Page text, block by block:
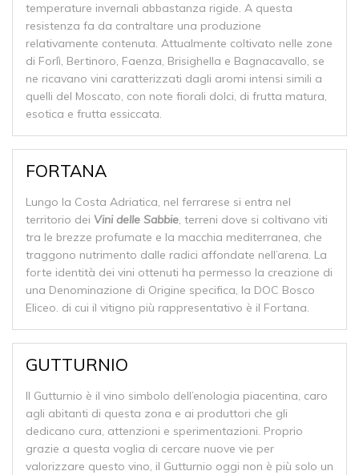
temperature invernali abbastanza rigide. A questa
resistenza fa da contraltare una produzione
relativamente contenuta. Attualmente coltivato nelle zone
di Forlì, Bertinoro, Faenza, Brisighella e Bagnacavallo, se
ne ricavano vini caratterizzati dagli aromi intensi simili a
quelli del Moscato, con note fiorali dolci, di frutta matura,
esotica e frutta essiccata.
FORTANA
Lungo la Costa Adriatica, nel ferrarese si entra nel
territorio dei Vini delle Sabbie, terreni dove si coltivano viti
tra le brezze profumate e la macchia mediterranea, che
traggono nutrimento dalle radici affondate nell’arena. La
forte identità dei vini ottenuti ha permesso la creazione di
una Denominazione di Origine specifica, la DOC Bosco
Eliceo. di cui il vitigno più rappresentativo è il Fortana.
GUTTURNIO
Il Gutturnio è il vino simbolo dell’enologia piacentina, caro
agli abitanti di questa zona e ai produttori che gli
dedicano cura, attenzioni e sperimentazioni. Proprio
grazie a questa voglia di cercare nuove vie per
valorizzare questo vino, il Gutturnio oggi non è più solo un